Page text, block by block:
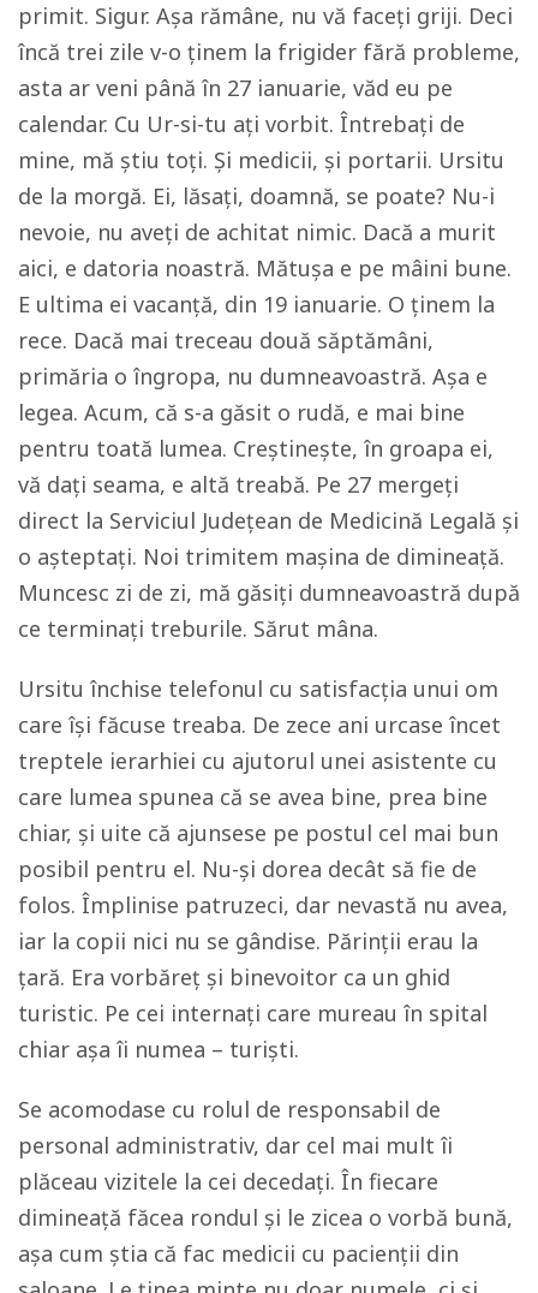
primit. Sigur. Așa rămâne, nu vă faceți griji. Deci
încă trei zile v-o ținem la frigider fără probleme,
asta ar veni până în 27 ianuarie, văd eu pe
calendar. Cu Ur-si-tu ați vorbit. Întrebați de
mine, mă știu toți. Și medicii, și portarii. Ursitu
de la morgă. Ei, lăsați, doamnă, se poate? Nu-i
nevoie, nu aveți de achitat nimic. Dacă a murit
aici, e datoria noastră. Mătușa e pe mâini bune.
E ultima ei vacanță, din 19 ianuarie. O ținem la
rece. Dacă mai treceau două săptămâni,
primăria o îngropa, nu dumneavoastră. Așa e
legea. Acum, că s-a găsit o rudă, e mai bine
pentru toată lumea. Creștinește, în groapa ei,
vă dați seama, e altă treabă. Pe 27 mergeți
direct la Serviciul Județean de Medicină Legală și
o așteptați. Noi trimitem mașina de dimineață.
Muncesc zi de zi, mă găsiți dumneavoastră după
ce terminați treburile. Sărut mâna.
Ursitu închise telefonul cu satisfacția unui om
care își făcuse treaba. De zece ani urcase încet
treptele ierarhiei cu ajutorul unei asistente cu
care lumea spunea că se avea bine, prea bine
chiar, și uite că ajunsese pe postul cel mai bun
posibil pentru el. Nu-și dorea decât să fie de
folos. Împlinise patruzeci, dar nevastă nu avea,
iar la copii nici nu se gândise. Părinții erau la
țară. Era vorbăreț și binevoitor ca un ghid
turistic. Pe cei internați care mureau în spital
chiar așa îi numea – turiști.
Se acomodase cu rolul de responsabil de
personal administrativ, dar cel mai mult îi
plăceau vizitele la cei decedați. În fiecare
dimineață făcea rondul și le zicea o vorbă bună,
așa cum știa că fac medicii cu pacienții din